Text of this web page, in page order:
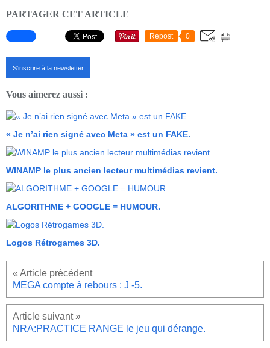
PARTAGER CET ARTICLE
Repost 0
S'inscrire à la newsletter
Vous aimerez aussi :
« Je n’ai rien signé avec Meta » est un FAKE.
WINAMP le plus ancien lecteur multimédias revient.
ALGORITHME + GOOGLE = HUMOUR.
Logos Rétrogames 3D.
MEGA compte à rebours : J -5.
NRA:PRACTICE RANGE le jeu qui dérange.